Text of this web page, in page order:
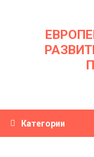
Категории